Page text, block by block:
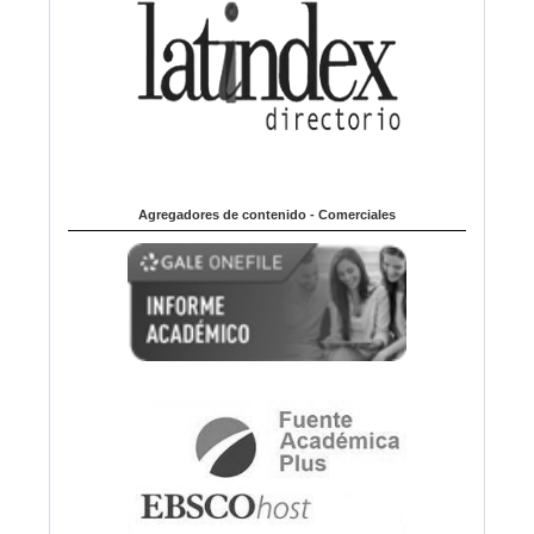
Agregadores de contenido - Comerciales